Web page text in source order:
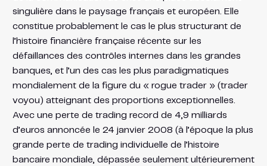
singulière dans le paysage français et européen. Elle
constitue probablement le cas le plus structurant de
l’histoire financière française récente sur les
défaillances des contrôles internes dans les grandes
banques, et l’un des cas les plus paradigmatiques
mondialement de la figure du « rogue trader » (trader
voyou) atteignant des proportions exceptionnelles.
Avec une perte de trading record de 4,9 milliards
d’euros annoncée le 24 janvier 2008 (à l’époque la plus
grande perte de trading individuelle de l’histoire
bancaire mondiale, dépassée seulement ultérieurement